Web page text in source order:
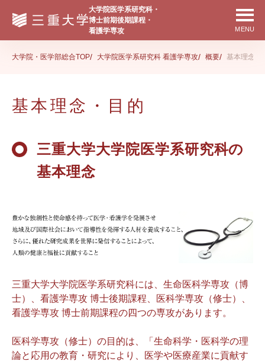
大学院・医学部総合TOP 大学院医学系研究科 看護学専攻 概要 基本理念・
基本理念・目的
三重大学大学院医学系研究科の
基本理念
三重大学大学院医学系研究科には、生命医科学専攻（博
士）、看護学専攻 博士後期課程、医科学専攻（修士）、
看護学専攻 博士前期課程の四つの専攻があります。
医科学専攻（修士）の目的は、「生命科学・医科学の理
論と応用の教育・研究により、医学や医療産業に貢献す